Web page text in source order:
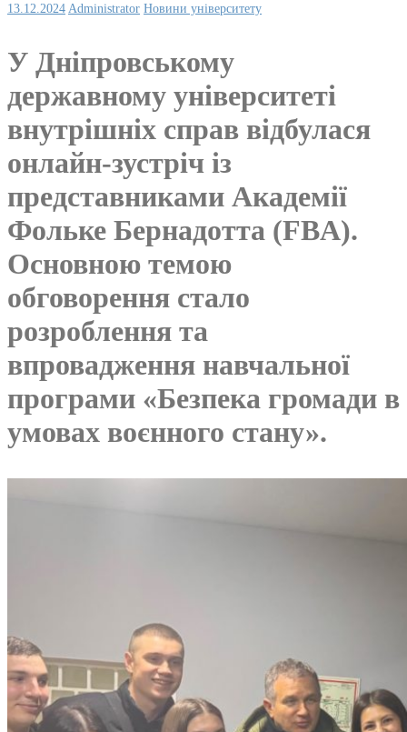
13.12.2024 Administrator Новини університету
У Дніпровському
державному університеті
внутрішніх справ відбулася
онлайн-зустріч із
представниками Академії
Фольке Бернадотта (FBA).
Основною темою
обговорення стало
розроблення та
впровадження навчальної
програми «Безпека громади в
умовах воєнного стану».